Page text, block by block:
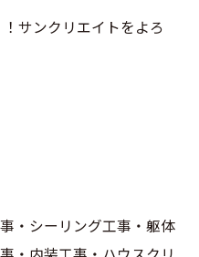
サンクリエイトをよろ
・シーリング工事・躯体